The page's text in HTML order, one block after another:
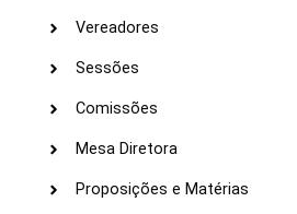
Vereadores
Sessões
Comissões
Mesa Diretora
Proposições e Matérias